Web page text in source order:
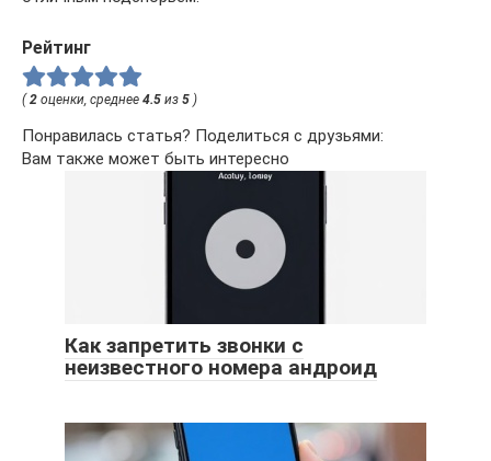
Рейтинг
(2 оценки, среднее 4.5 из 5 )
Понравилась статья? Поделиться с друзьями:
Вам также может быть интересно
Как запретить звонки с
неизвестного номера андроид